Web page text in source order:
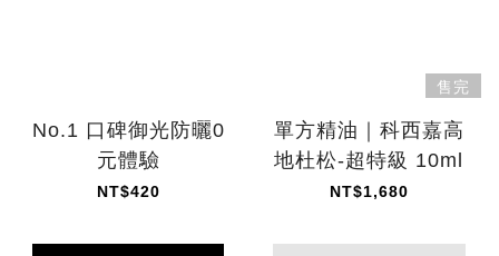
No.1 口碑御光防曬0
元體驗
NT$420
售完
單方精油｜科西嘉高
地杜松-超特級 10ml
NT$1,680